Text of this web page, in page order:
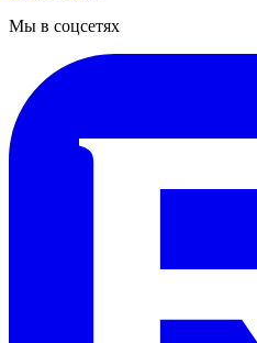
Мы в соцсетях